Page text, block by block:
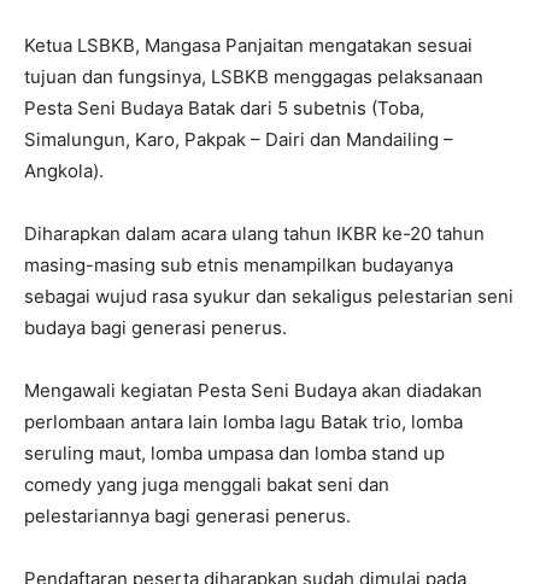
Ketua LSBKB, Mangasa Panjaitan mengatakan sesuai
tujuan dan fungsinya, LSBKB menggagas pelaksanaan
Pesta Seni Budaya Batak dari 5 subetnis (Toba,
Simalungun, Karo, Pakpak – Dairi dan Mandailing –
Angkola).
Diharapkan dalam acara ulang tahun IKBR ke-20 tahun
masing-masing sub etnis menampilkan budayanya
sebagai wujud rasa syukur dan sekaligus pelestarian seni
budaya bagi generasi penerus.
Mengawali kegiatan Pesta Seni Budaya akan diadakan
perlombaan antara lain lomba lagu Batak trio, lomba
seruling maut, lomba umpasa dan lomba stand up
comedy yang juga menggali bakat seni dan
pelestariannya bagi generasi penerus.
Pendaftaran peserta diharapkan sudah dimulai pada